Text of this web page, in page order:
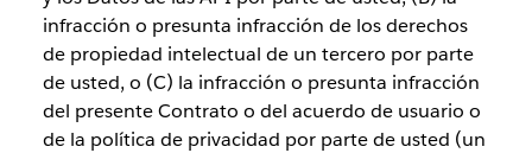
infracción o presunta infracción de los derechos
de propiedad intelectual de un tercero por parte
de usted, o (C) la infracción o presunta infracción
del presente Contrato o del acuerdo de usuario o
de la política de privacidad por parte de usted (un